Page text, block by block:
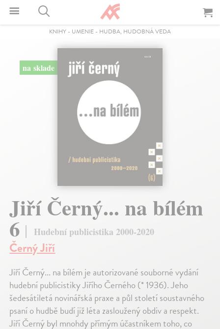
KNIHY - UMENIE - HUDBA, HUDOBNÁ VEDA
na sklade
Jiří Černý... na bílém
6 Hudební publicistika 2000-2020
Černý Jiří
Jiří Černý... na bílém je autorizované souborné vydání
hudební publicistiky Jiřího Černého (* 1936). Jeho
šedesátiletá novinářská praxe a půl století soustavného
psaní o hudbě budí již léta zasloužený obdiv a respekt.
Jiří Černý byl mnohdy přímým účastníkem toho, co